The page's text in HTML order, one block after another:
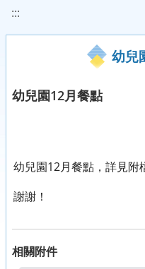
:::
幼兒
幼兒園12月餐點
幼兒園12月餐點，詳見附
謝謝！
相關附件